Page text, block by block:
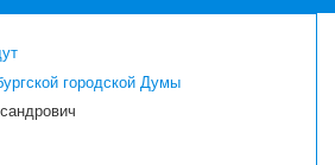
городской Думы